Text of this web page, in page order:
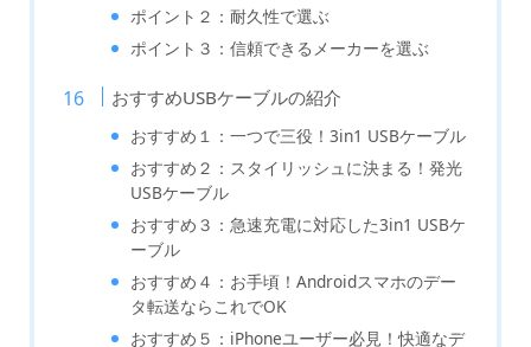
ポイント２：耐久性で選ぶ
ポイント３：信頼できるメーカーを選ぶ
おすすめUSBケーブルの紹介
おすすめ１：一つで三役！3in1 USBケーブル
おすすめ２：スタイリッシュに決まる！発光
USBケーブル
おすすめ３：急速充電に対応した3in1 USBケ
ーブル
おすすめ４：お手頃！Androidスマホのデー
タ転送ならこれでOK
おすすめ５：iPhoneユーザー必見！快適なデ